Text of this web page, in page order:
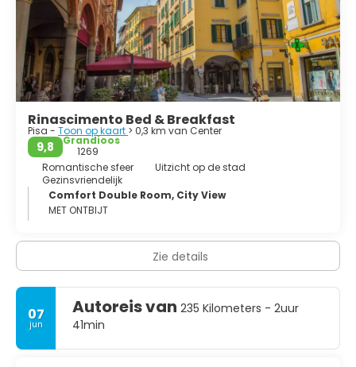
Rinascimento Bed & Breakfast
Pisa - Toon op kaart > 0,3 km van Center
9,8
Grandioos
1269
Romantische sfeer
Uitzicht op de stad
Gezinsvriendelijk
Comfort Double Room, City View
MET ONTBIJT
Zie details
07
jun
Autoreis van 235 Kilometers - 2uur
41min